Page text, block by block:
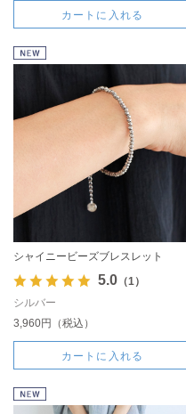
カートに入れる
シャイニービーズブレスレット
5.0（1）
シルバー
3,960円（税込）
カートに入れる